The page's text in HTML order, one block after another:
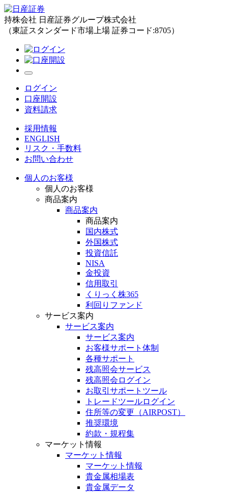
持株会社 日産証券グループ株式会社
（東証スタンダード市場上場 証券コード:8705）
ログイン
口座開設
資料請求
採用情報
ENGLISH
リスク・手数料
お問い合わせ
個人のお客様
個人のお客様
商品案内
商品案内
商品案内
国内株式
外国株式
投資信託
NISA
金投資
信用取引
くりっく株365
利回りファンド
サービス案内
サービス案内
サービス案内
お客様サポート体制
各種サポート
残高照会サービス
残高照会ログイン
お取引サポートツール
トレードツールログイン
住所等の変更（AIRPOST）
推奨環境
約款・規程集
マーケット情報
マーケット情報
マーケット情報
貴金属相場表
貴金属データ